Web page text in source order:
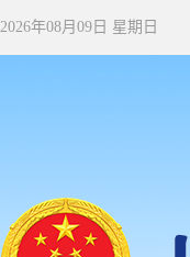
2026年08月09日 星期日